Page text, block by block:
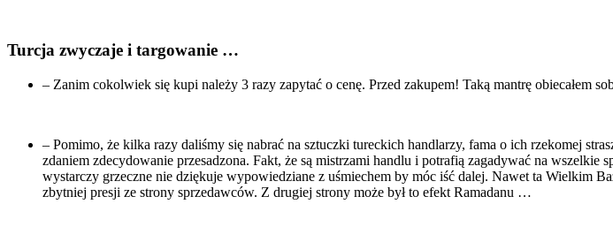
Turcja zwyczaje i targowanie …
– Zanim cokolwiek się kupi należy 3 razy zapytać o cenę. Przed zakupem! Taką mantrę obiecałem
– Pomimo, że kilka razy daliśmy się nabrać na sztuczki tureckich handlarzy, fama o ich rzekomej
zdaniem zdecydowanie przesadzona. Fakt, że są mistrzami handlu i potrafią zagadywać na
wystarczy grzeczne nie dziękuje wypowiedziane z uśmiechem by móc iść dalej. Nawet ta Wielkim
zbytniej presji ze strony sprzedawców. Z drugiej strony może był to efekt Ramadanu …